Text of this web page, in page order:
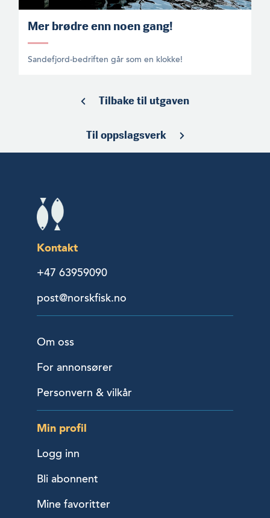
Mer brødre enn noen gang!
Sandefjord-bedriften går som en klokke!
Tilbake til utgaven
Til oppslagsverk
Kontakt
+47 63959090
post@norskfisk.no
Om oss
For annonsører
Personvern & vilkår
Min profil
Logg inn
Bli abonnent
Mine favoritter